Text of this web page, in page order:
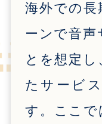
海外での長
ーンで音声
とを想定し
たサービ
す。ここで